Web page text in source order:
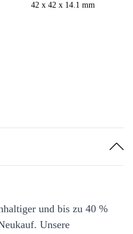
42 x 42 x 14.1 mm
und bis zu 40 %
Unsere